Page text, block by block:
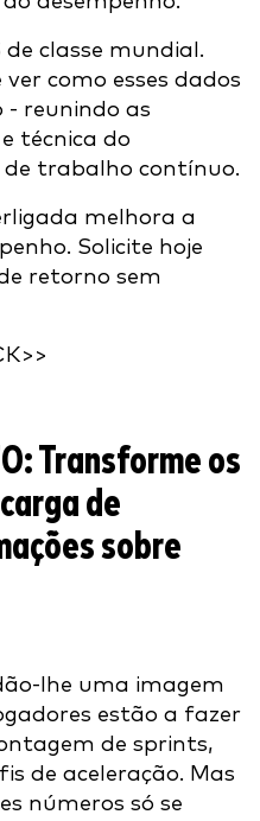
de classe mundial.
como esses dados
- reunindo as
técnica do
trabalho contínuo.
melhora a
Solicite hoje
retorno sem
Transforme os
de
sobre
lhe uma imagem
estão a fazer
de sprints,
de aceleração. Mas
números só se